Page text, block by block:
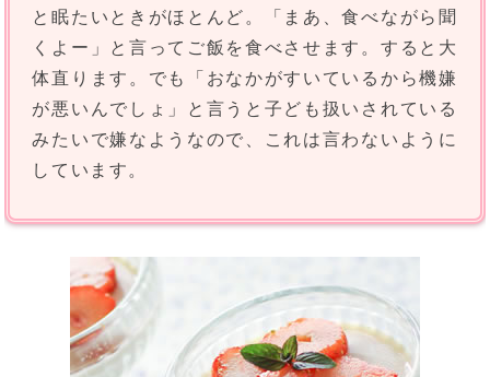
と眠たいときがほとんど。「まあ、食べながら聞
くよー」と言ってご飯を食べさせます。すると大
体直ります。でも「おなかがすいているから機嫌
が悪いんでしょ」と言うと子ども扱いされている
みたいで嫌なようなので、これは言わないように
しています。